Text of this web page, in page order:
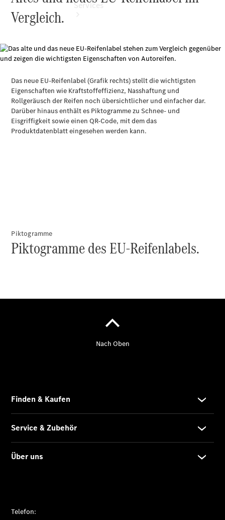
Services
Übersicht
Finanzdienste
Reifen &
Kompletträder
Transporter-
Übersicht
Wartung
Service-
und
Vergleich.
Piktogramme
Piktogramme des EU-Reifenlabels.